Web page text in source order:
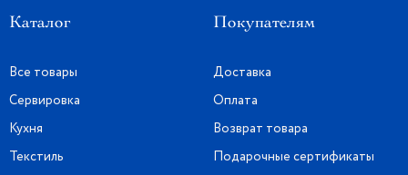
Каталог
Все товары
Сервировка
Кухня
Текстиль
Покупателям
Доставка
Оплата
Возврат товара
Подарочные сертификаты